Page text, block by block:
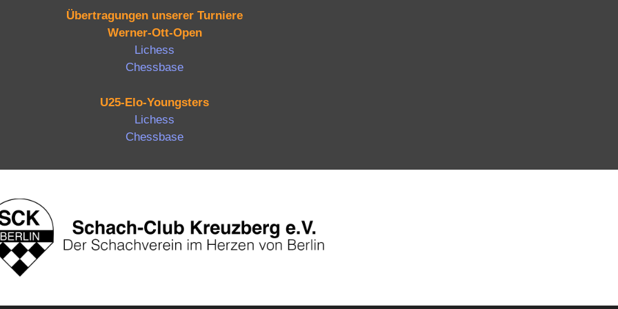
Übertragungen unserer Turniere
Werner-Ott-Open
Lichess
Chessbase
U25-Elo-Youngsters
Lichess
Chessbase